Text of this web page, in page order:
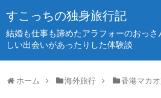
すこっちの独身旅行記
結婚も仕事も諦めたアラフォーのおっ
しい出会いがあったりした体験談
ホーム 海外旅行 香港マカ